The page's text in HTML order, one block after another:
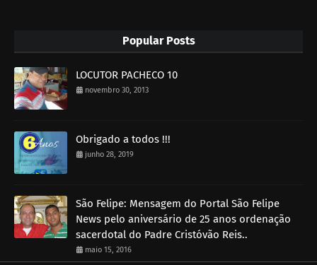
Popular Posts
LOCUTOR PACHECO 10
novembro 30, 2013
Obrigado a todos !!!
junho 28, 2019
São Felipe: Mensagem do Portal São Felipe
News pelo aniversário de 25 anos ordenação
sacerdotal do Padre Cristóvão Reis..
maio 15, 2016